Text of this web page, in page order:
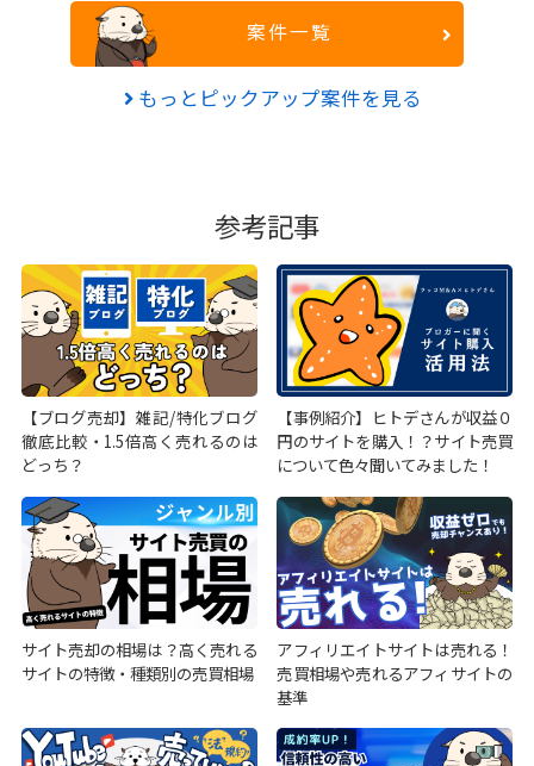
案件一覧
もっとピックアップ案件を見る
参考記事
【ブログ売却】雑記/特化ブログ
徹底比較・1.5倍高く売れるのは
どっち？
【事例紹介】ヒトデさんが収益０
円のサイトを購入！？サイト売買
について色々聞いてみました！
サイト売却の相場は？高く売れる
サイトの特徴・種類別の売買相場
アフィリエイトサイトは売れる！
売買相場や売れるアフィサイトの
基準